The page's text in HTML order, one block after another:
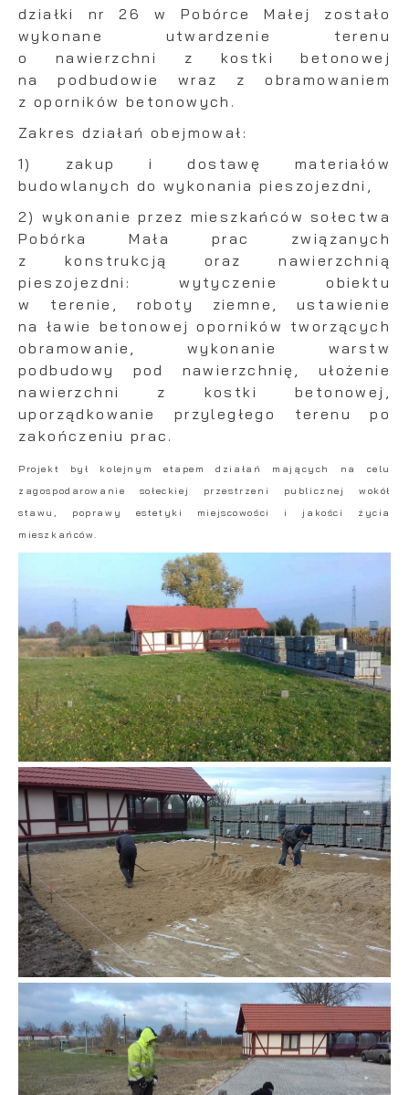
działki nr 26 w Pobórce Małej zostało
wykonane utwardzenie terenu
o nawierzchni z kostki betonowej
na podbudowie wraz z obramowaniem
z oporników betonowych.
Zakres działań obejmował:
1) zakup i dostawę materiałów
budowlanych do wykonania pieszojezdni,
2) wykonanie przez mieszkańców sołectwa
Pobórka Mała prac związanych
z konstrukcją oraz nawierzchnią
pieszojezdni: wytyczenie obiektu
w terenie, roboty ziemne, ustawienie
na ławie betonowej oporników tworzących
obramowanie, wykonanie warstw
podbudowy pod nawierzchnię, ułożenie
nawierzchni z kostki betonowej,
uporządkowanie przyległego terenu po
zakończeniu prac.
Projekt był kolejnym etapem działań mających na celu
zagospodarowanie sołeckiej przestrzeni publicznej wokół
stawu, poprawy estetyki miejscowości i jakości życia
mieszkańców.